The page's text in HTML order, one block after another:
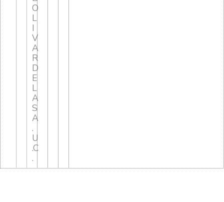
O
L
I
V
A
R
D
E
L
A
S
A
.
U
.C
.